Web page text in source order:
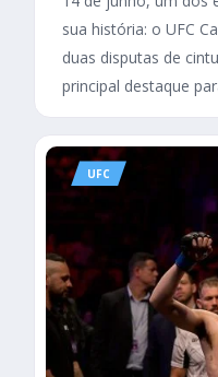
sua história: o UFC
duas disputas de
principal destaque
UFC